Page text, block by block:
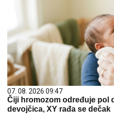
07. 08. 2026 09:47
Čiji hromozom određuje pol
devojčica, XY rađa se dečak